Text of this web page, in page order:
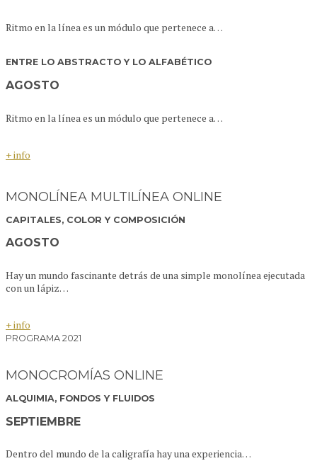
Ritmo en la línea es un módulo que pertenece a…
ENTRE LO ABSTRACTO Y LO ALFABÉTICO
AGOSTO
Ritmo en la línea es un módulo que pertenece a…
+ info
MONOLÍNEA MULTILÍNEA ONLINE
CAPITALES, COLOR Y COMPOSICIÓN
AGOSTO
Hay un mundo fascinante detrás de una simple monolínea ejecutada
con un lápiz…
+ info
PROGRAMA 2021
MONOCROMÍAS ONLINE
ALQUIMIA, FONDOS Y FLUIDOS
SEPTIEMBRE
Dentro del mundo de la caligrafía hay una experiencia…